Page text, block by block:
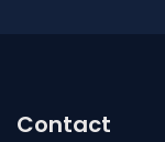
Contact